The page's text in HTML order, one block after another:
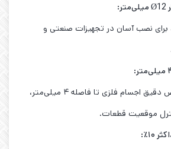
میلی‌متر:
برای نصب آسان در تجهیزات صنعتی و
:
توانایی تشخیص دقیق اجسام فلزی تا فاصله ۴ میلی‌متر،
موقعیت قطعات.
۱۰٪
: